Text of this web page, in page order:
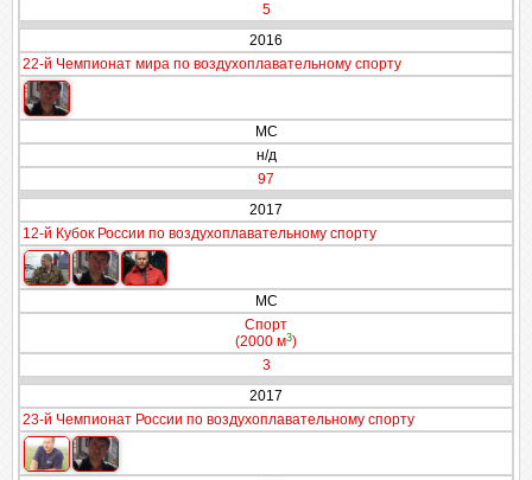
5
2016
22-й Чемпионат мира по воздухоплавательному спорту
МС
н/д
97
2017
12-й Кубок России по воздухоплавательному спорту
МС
Спорт
(2000 м3)
3
2017
23-й Чемпионат России по воздухоплавательному спорту